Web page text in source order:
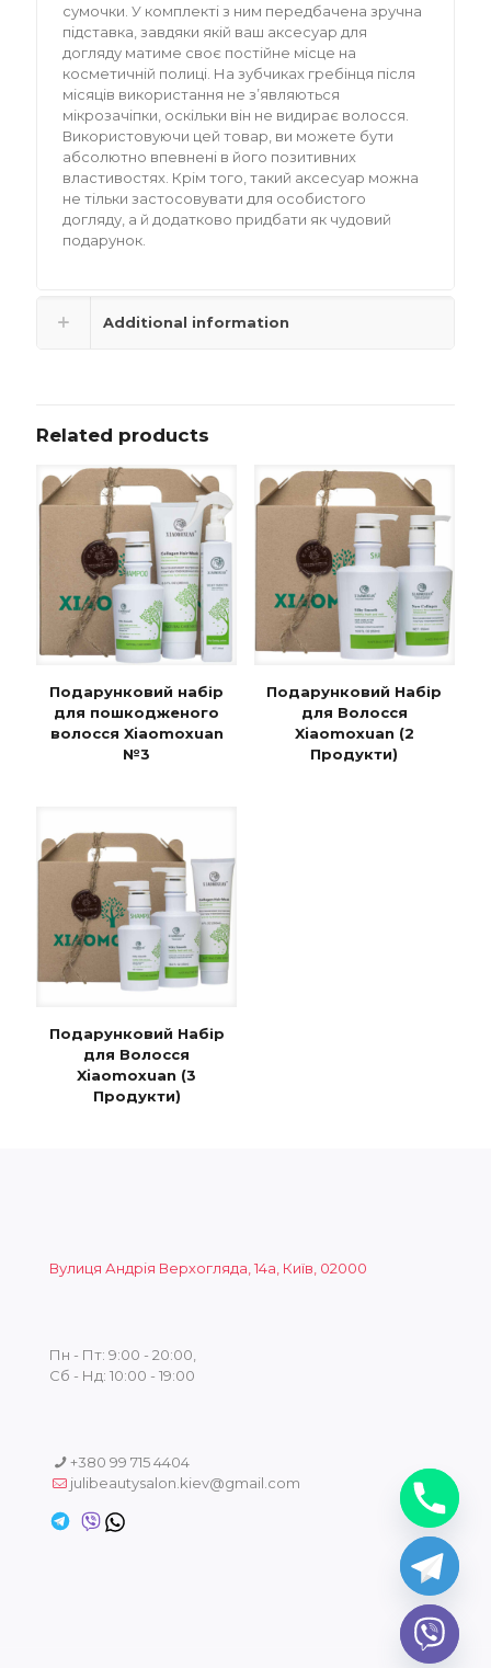
сумочки. У комплекті з ним передбачена зручна
підставка, завдяки якій ваш аксесуар для
догляду матиме своє постійне місце на
косметичній полиці. На зубчиках гребінця після
місяців використання не з’являються
мікрозачіпки, оскільки він не видирає волосся.
Використовуючи цей товар, ви можете бути
абсолютно впевнені в його позитивних
властивостях. Крім того, такий аксесуар можна
не тільки застосовувати для особистого
догляду, а й додатково придбати як чудовий
подарунок.
Additional information
Related products
Подарунковий набір
для пошкодженого
волосся Xiaomoxuan
№3
Подарунковий Набір
для Волосся
Xiaomoxuan (2
Продукти)
Подарунковий Набір
для Волосся
Xiaomoxuan (3
Продукти)
Вулиця Андрія Верхогляда, 14а, Київ, 02000
Пн - Пт: 9:00 - 20:00,
Сб - Нд: 10:00 - 19:00
+380 99 715 4404
julibeautysalon.kiev@gmail.com